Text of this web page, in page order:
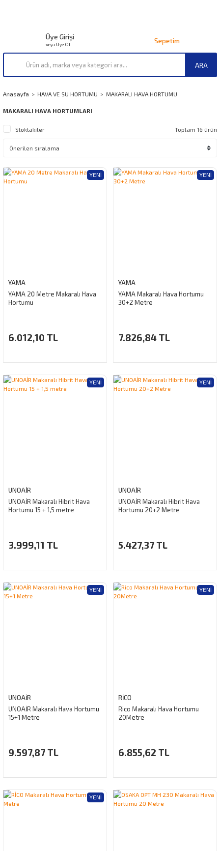
ARA
Üye Girişi
veya Üye Ol Sepetim
Anasayfa HAVA VE SU HORTUMU MAKARALI HAVA HORTUMU
MAKARALI HAVA HORTUMLARI
Stoktakiler Toplam 16 ürün
YENI
YAMA
YAMA 20 Metre Makaralı Hava
Hortumu
6.012,10 TL
YENI
YAMA
YAMA Makaralı Hava Hortumu
30+2 Metre
7.826,84 TL
YENI
UNOAIR
UNOAİR Makaralı Hibrit Hava
Hortumu 15 + 1,5 metre
3.999,11 TL
YENI
UNOAIR
UNOAİR Makaralı Hibrit Hava
Hortumu 20+2 Metre
5.427,37 TL
YENI
UNOAIR
UNOAİR Makaralı Hava Hortumu
15+1 Metre
9.597,87 TL
YENI
RİCO
Rico Makaralı Hava Hortumu
20Metre
6.855,62 TL
YENI